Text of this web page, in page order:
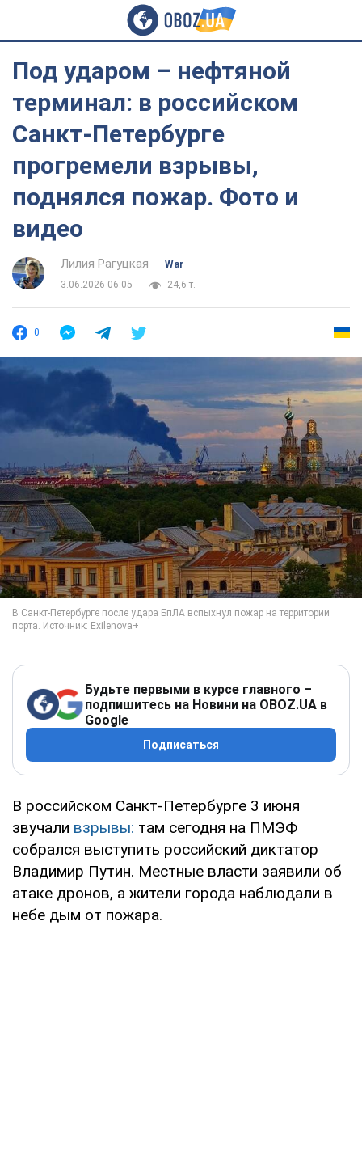
Под ударом – нефтяной
терминал: в российском
Санкт-Петербурге
прогремели взрывы,
поднялся пожар. Фото и
видео
Лилия Рагуцкая
War
3.06.2026 06:05
24,6 т.
0
Будьте первыми в курсе главного –
подпишитесь на Новини на OBOZ.UA в
Google
Подписаться
В российском Санкт-Петербурге 3 июня
звучали взрывы: там сегодня на ПМЭФ
собрался выступить российский диктатор
Владимир Путин. Местные власти заявили об
атаке дронов, а жители города наблюдали в
небе дым от пожара.